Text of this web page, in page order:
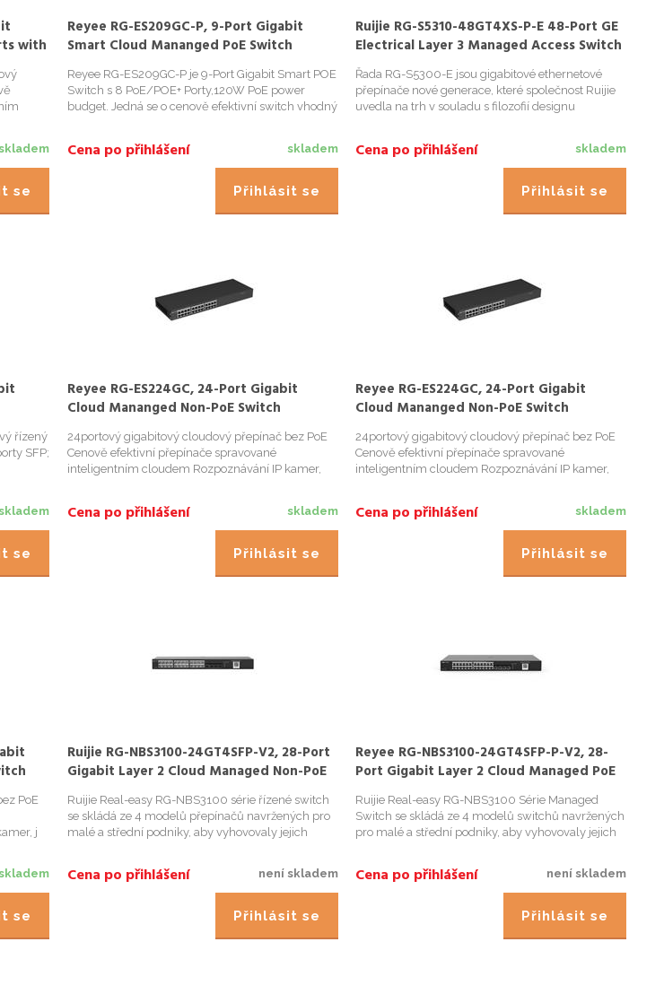
with
se
Reyee RG-ES209GC-P, 9-Port Gigabit
Smart Cloud Mananged PoE Switch
Reyee RG-ES209GC-P je 9-Port Gigabit Smart POE
Switch s 8 PoE/POE+ Porty,120W PoE power
budget. Jedná se o cenově efektivní switch vhodný
skladem
Cena po přihlášení
Přihlásit se
Ruijie RG-S5310-48GT4XS-P-E 48-Port GE
Electrical Layer 3 Managed Access Switch
with PoE+, Four 10G Uplink Ports
Řada RG-S5300-E jsou gigabitové ethernetové
přepínače nové generace, které společnost Ruijie
uvedla na trh v souladu s filozofií designu
plný gigabitový přís...
skladem
Cena po přihlášení
Přihlásit se
řízený
SFP;
se
Reyee RG-ES224GC, 24-Port Gigabit
Cloud Mananged Non-PoE Switch
24portový gigabitový cloudový přepínač bez PoE
Cenově efektivní přepínače spravované
inteligentním cloudem Rozpoznávání IP kamer,
skladem
Cena po přihlášení
Přihlásit se
Reyee RG-ES224GC, 24-Port Gigabit
Cloud Mananged Non-PoE Switch
24portový gigabitový cloudový přepínač bez PoE
Cenově efektivní přepínače spravované
inteligentním cloudem Rozpoznávání IP kamer,
skladem
Cena po přihlášení
Přihlásit se
PoE
j
se
Ruijie RG-NBS3100-24GT4SFP-V2, 28-Port
Gigabit Layer 2 Cloud Managed Non-PoE
Switch
Ruijie Real-easy RG-NBS3100 série řízené switch
se skládá ze 4 modelů přepínačů navržených pro
malé a střední podniky, aby vyhovovaly jejich
ACL. Modely s...
není skladem
Cena po přihlášení
Přihlásit se
Reyee RG-NBS3100-24GT4SFP-P-V2, 28-
Port Gigabit Layer 2 Cloud Managed PoE
Switch
Ruijie Real-easy RG-NBS3100 Série Managed
Switch se skládá ze 4 modelů switchů navržených
pro malé a střední podniky, aby vyhovovaly jejich
ACL. Modely s ...
není skladem
Cena po přihlášení
Přihlásit se